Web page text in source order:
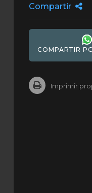
Compartir
COMPARTIR
Imprimir